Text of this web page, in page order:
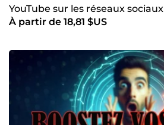
YouTube sur les réseaux sociaux
À partir de 18,81 $US